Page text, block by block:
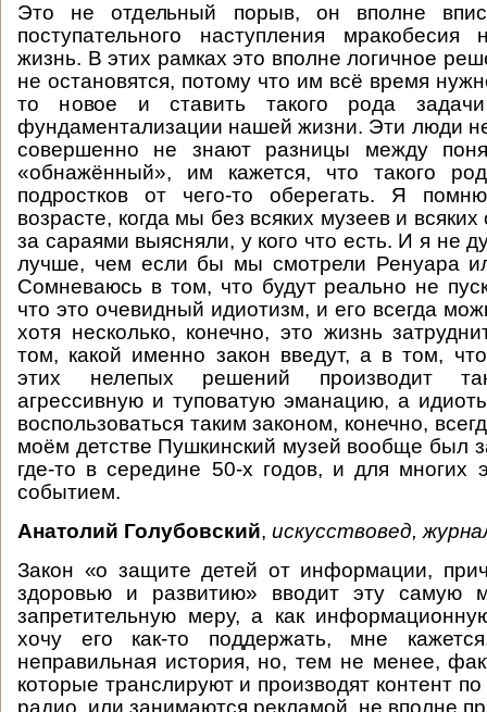
Это не отдельный порыв, он вполне
поступательного наступления
жизнь. В этих рамках это вполне логичное
не остановятся, потому что им всё время
то новое и ставить такого рода
фундаментализации нашей жизни. Эти люди
совершенно не знают разницы между
«обнажённый», им кажется, что такого
подростков от чего-то оберегать. Я
возрасте, когда мы без всяких музеев и
за сараями выясняли, у кого что есть. И я не
лучше, чем если бы мы смотрели Ренуара
Сомневаюсь в том, что будут реально не
что это очевидный идиотизм, и его всегда
хотя несколько, конечно, это жизнь
том, какой именно закон введут, а в том,
этих нелепых решений производит
агрессивную и туповатую эманацию, а
воспользоваться таким законом, конечно,
моём детстве Пушкинский музей вообще был
где-то в середине 50-х годов, и для
событием.
Анатолий Голубовский, искусствовед,
Закон «о защите детей от информации,
здоровью и развитию» вводит эту самую
запретительную меру, а как
хочу его как-то поддержать, мне
неправильная история, но, тем не менее,
которые транслируют и производят контент
радио, или занимаются рекламой, не вполне